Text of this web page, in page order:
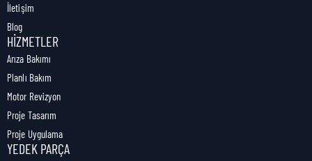
İletişim
Blog
HIZMETLER
Arıza Bakımı
Planlı Bakım
Motor Revizyon
Proje Tasarım
Proje Uygulama
YEDEK PARÇA